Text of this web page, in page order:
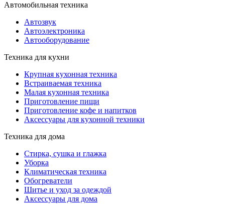
Автомобильная техника
Автозвук
Автоэлектроника
Автооборудование
Техника для кухни
Крупная кухонная техника
Встраиваемая техника
Малая кухонная техника
Приготовление пищи
Приготовление кофе и напитков
Аксессуары для кухонной техники
Техника для дома
Стирка, сушка и глажка
Уборка
Климатическая техника
Обогреватели
Шитье и уход за одеждой
Аксессуары для дома